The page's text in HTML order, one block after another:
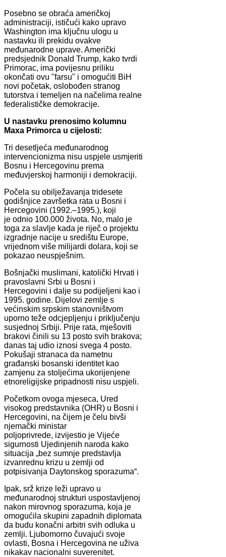
Posebno se obraća američkoj
administraciji, ističući kako upravo
Washington ima ključnu ulogu u
nastavku ili prekidu ovakve
međunarodne uprave. Američki
predsjednik Donald Trump, kako tvrdi
Primorac, ima povijesnu priliku
okončati ovu "farsu" i omogućiti BiH
novi početak, oslobođen stranog
tutorstva i temeljen na načelima realne
federalističke demokracije.
U nastavku prenosimo kolumnu
Maxa Primorca u cijelosti:
Tri desetljeća međunarodnog
intervencionizma nisu uspjele usmjeriti
Bosnu i Hercegovinu prema
međuvjerskoj harmoniji i demokraciji.
Počela su obilježavanja tridesete
godišnjice završetka rata u Bosni i
Hercegovini (1992.–1995.), koji
je odnio 100.000 života. No, malo je
toga za slavlje kada je riječ o projektu
izgradnje nacije u središtu Europe,
vrijednom više milijardi dolara, koji se
pokazao neuspješnim.
Bošnjački muslimani, katolički Hrvati i
pravoslavni Srbi u Bosni i
Hercegovini i dalje su podijeljeni kao i
1995. godine. Dijelovi zemlje s
većinskim srpskim stanovništvom
uporno teže odcjepljenju i priključenju
susjednoj Srbiji. Prije rata, mješoviti
brakovi činili su 13 posto svih brakova;
danas taj udio iznosi svega 4 posto.
Pokušaji stranaca da nametnu
građanski bosanski identitet kao
zamjenu za stoljećima ukorijenjene
etnoreligijske pripadnosti nisu uspjeli.
Početkom ovoga mjeseca, Ured
visokog predstavnika (OHR) u Bosni i
Hercegovini, na čijem je čelu bivši
njemački ministar
poljoprivrede, izvijestio je Vijeće
sigurnosti Ujedinjenih naroda kako
situacija „bez sumnje predstavlja
izvanrednu krizu u zemlji od
potpisivanja Daytonskog sporazuma“.
Ipak, srž krize leži upravo u
međunarodnoj strukturi uspostavljenoj
nakon mirovnog sporazuma, koja je
omogućila skupini zapadnih diplomata
da budu konačni arbitri svih odluka u
zemlji. Ljubomorno čuvajući svoje
ovlasti, Bosna i Hercegovina ne uživa
nikakav nacionalni suverenitet.